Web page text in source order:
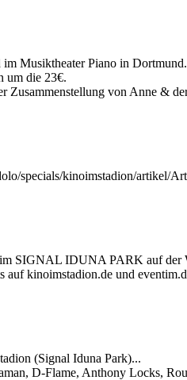
Musiktheater Piano in Dortmund.
um die 23€.
Zusammenstellung von Anne &
specials/kinoimstadion/artikel/
SIGNAL IDUNA PARK auf
kinoimstadion.de und
(Signal Iduna Park)...
D-Flame, Anthony Locks,